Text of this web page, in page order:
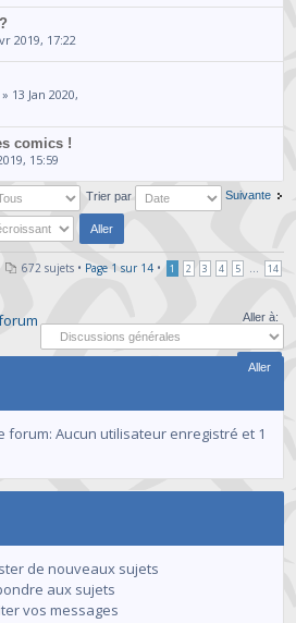
2019, 17:22
» 13 Jan 2020,
comics !
15:59
Suivante
Trier par
672 sujets • Page 1 sur 14• 1 2 3 4 5 14
Aller à:
forum: Aucun utilisateur enregistré et 1
de nouveaux sujets
aux sujets
vos messages